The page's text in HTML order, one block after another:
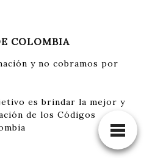
COLOMBIA
y no cobramos por
es brindar la mejor y
de los Códigos